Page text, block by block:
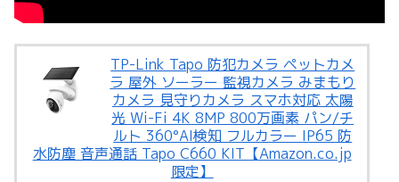
TP-Link Tapo 防犯カメラ ペットカメ
ラ 屋外 ソーラー 監視カメラ みまもり
カメラ 見守りカメラ スマホ対応 太陽
光 Wi-Fi 4K 8MP 800万画素 パン/チ
ルト 360°AI検知 フルカラー IP65 防
水防塵 音声通話 Tapo C660 KIT【Amazon.co.jp
限定】